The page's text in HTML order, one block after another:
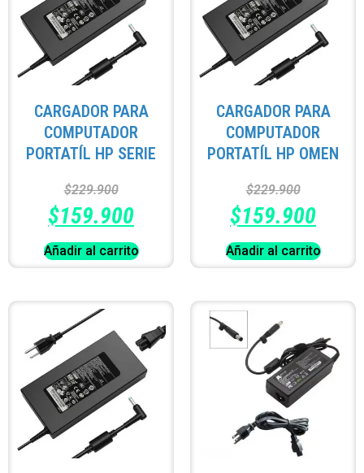
CARGADOR PARA
COMPUTADOR
PORTATÍL HP SERIE
$229.900
$159.900
Añadir al carrito
CARGADOR PARA
COMPUTADOR
PORTATÍL HP OMEN
$229.900
$159.900
Añadir al carrito